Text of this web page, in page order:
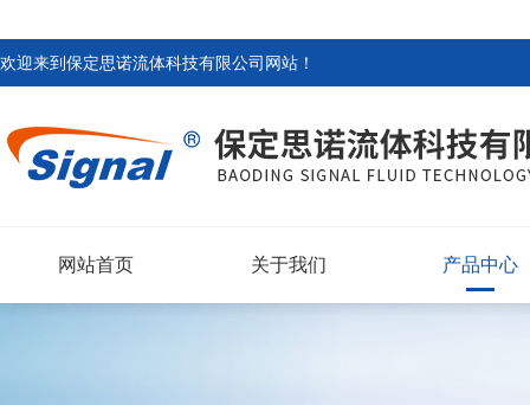
欢迎来到保定思诺流体科技有限公司网站 ！
网站首页 关于我们 产品中心